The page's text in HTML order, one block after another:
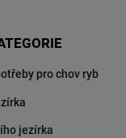
pro chov ryb
jezírka